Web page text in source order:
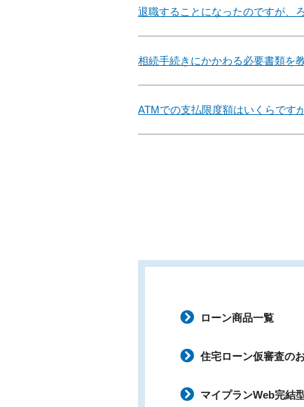
退職することになったのですが、
相続手続きにかかわる必要書類を
ATMでの支払限度額はいくらです
ローン商品一覧
住宅ローン仮審査の
マイプランWeb完結